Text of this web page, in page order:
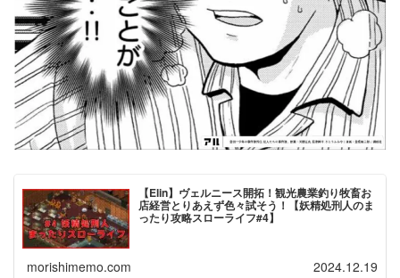
【Elin】ヴェルニース開拓！観光農業釣り牧畜お
店経営とりあえず色々試そう！【妖精処刑人のま
ったり攻略スローライフ#4】
morishimemo.com 2024.12.19